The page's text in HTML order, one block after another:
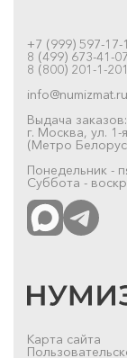
+7 (999) 597-17-
8 (499) 673-41-07
8 (800) 201-1-
info@numizmat.ru
Выдача заказов:
г. Москва, ул. 1-
(Метро
Понедельник -
Суббота -
Карта сайта